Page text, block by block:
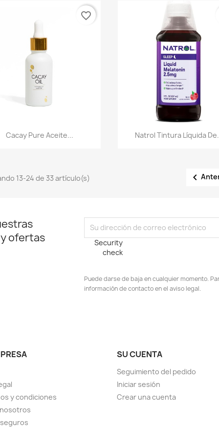
Vista rápida
Cacay Pure Aceite...
favorite_border
Vista rápida
Natrol Tintura Líquida
13-24 de 33 artículo(s) 
ofertas
Security
check
Puede darse de baja en cualquier momento.
información de contacto en el aviso legal.
y condiciones
SU CUENTA
Seguimiento del pedido
Iniciar sesión
Crear una cuenta